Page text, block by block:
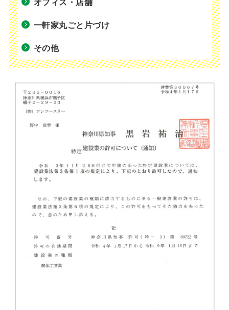
オフィス・店舗
一軒家丸ごと片づけ
その他